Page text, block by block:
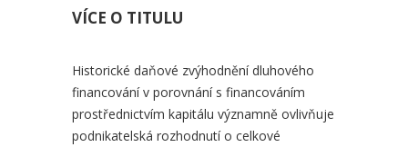
VÍCE O TITULU
Historické daňové zvýhodnění dluhového
financování v porovnání s financováním
prostřednictvím kapitálu významně ovlivňuje
podnikatelská rozhodnutí o celkové